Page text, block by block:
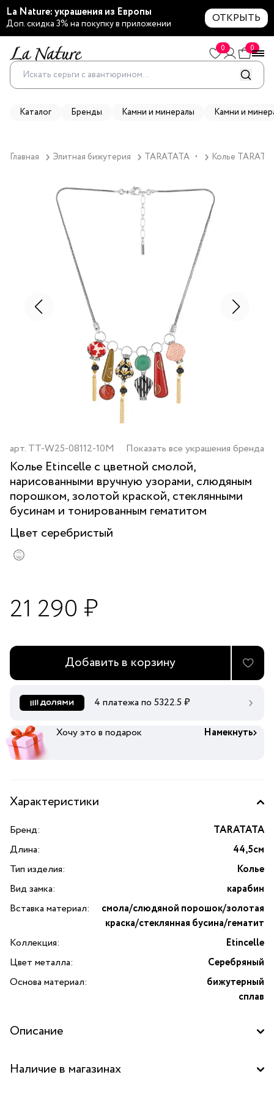
La Nature: украшения из Европы
Доп. скидка 3% на покупку в приложении ОТКРЫТЬ
0 0
Каталог Бренды Камни и минералы Камни и
Главная Элитная бижутерия TARATATA ▼ Колье
арт. TT-W25-08112-10M Показать все украшения бренда
Колье Etincelle с цветной смолой,
нарисованными вручную узорами, слюдяным
порошком, золотой краской, стеклянными
бусинам и тонированным гематитом
Цвет серебристый
21 290 ₽
Добавить в корзину
4 платежа по 5322.5 ₽
Хочу это в подарок Намекнуть
Характеристики
Бренд:
TARATATA
Длина:
44,5см
Тип изделия:
Колье
Вид замка:
карабин
Вставка материал:
смола/слюдяной порошок/золотая
краска/стеклянная бусина/гематит
Коллекция:
Etincelle
Цвет металла:
Серебряный
Основа материал:
бижутерный
сплав
Описание
Наличие в магазинах